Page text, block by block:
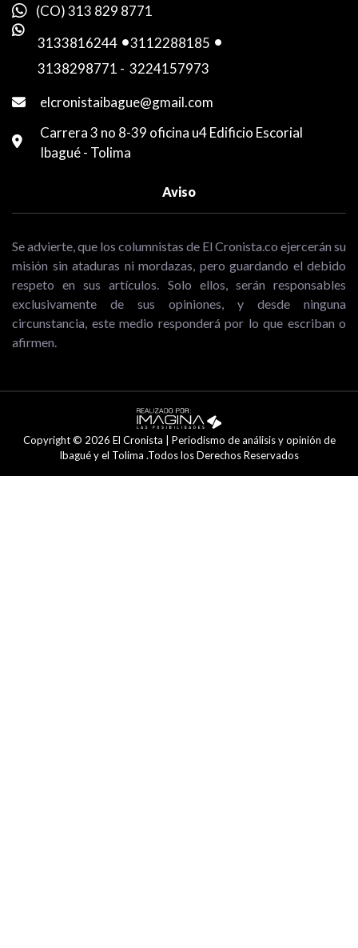
(CO) 313 829 8771
3133816244 -3112288185 -
3138298771 - 3224157973
elcronistaibague@gmail.com
Carrera 3 no 8-39 oficina u4 Edificio Escorial
Ibagué - Tolima
Aviso
Se advierte, que los columnistas de El Cronista.co ejercerán su
misión sin ataduras ni mordazas, pero guardando el debido
respeto en sus artículos. Solo ellos, serán responsables
exclusivamente de sus opiniones, y desde ninguna
circunstancia, este medio responderá por lo que escriban o
afirmen.
Copyright © 2026 El Cronista | Periodismo de análisis y opinión de
Ibagué y el Tolima .Todos los Derechos Reservados